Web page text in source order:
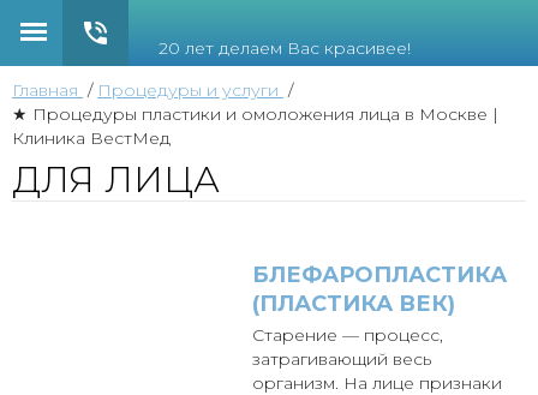
20 лет делаем Вас красивее!
Главная
Процедуры и услуги
★ Процедуры пластики и омоложения лица в Москве |
Клиника ВестМед
ДЛЯ ЛИЦА
БЛЕФАРОПЛАСТИКА
(ПЛАСТИКА ВЕК)
Старение — процесс,
затрагивающий весь
организм. На лице признаки